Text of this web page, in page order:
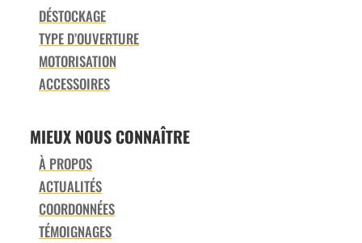
DÉSTOCKAGE
TYPE D’OUVERTURE
MOTORISATION
ACCESSOIRES
MIEUX NOUS CONNAÎTRE
À PROPOS
ACTUALITÉS
COORDONNÉES
TÉMOIGNAGES